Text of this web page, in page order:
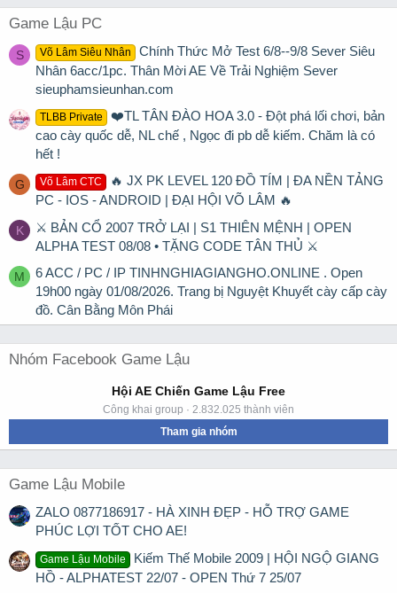
Game Lậu PC
S Võ Lâm Siêu Nhân
Chính Thức Mở Test 6/8--9/8 Sever Siêu
Nhân 6acc/1pc. Thân Mời AE Về Trải Nghiệm Sever
sieuphamsieunhan.com
TLBB Private
❤️TL TÂN ĐÀO HOA 3.0 - Đột phá lối chơi, bản
cao cày quốc dễ, NL chế , Ngọc đi pb dễ kiếm. Chăm là có
hết !
G Võ Lâm CTC
🔥 JX PK LEVEL 120 ĐỒ TÍM | ĐA NỀN TẢNG
PC - IOS - ANDROID | ĐẠI HỘI VÕ LÂM 🔥
K
⚔ BẢN CỔ 2007 TRỞ LẠI | S1 THIÊN MỆNH | OPEN
ALPHA TEST 08/08 • TẶNG CODE TÂN THỦ ⚔
M
6 ACC / PC / IP TINHNGHIAGIANGHO.ONLINE . Open
19h00 ngày 01/08/2026. Trang bị Nguyệt Khuyết cày cấp cày
đồ. Cân Bằng Môn Phái
Nhóm Facebook Game Lậu
Hội AE Chiến Game Lậu Free
Công khai group · 2.832.025 thành viên
Tham gia nhóm
Game Lậu Mobile
ZALO 0877186917 - HÀ XINH ĐẸP - HỖ TRỢ GAME
PHÚC LỢI TỐT CHO AE!
Game Lậu Mobile
Kiếm Thế Mobile 2009 | HỘI NGỘ GIANG
HỒ - ALPHATEST 22/07 - OPEN Thứ 7 25/07